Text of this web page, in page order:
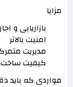
مزایا
بازاریابی و
امنیت بالاتر
مدیریت
کیفیت ساخت
مواردی که باید